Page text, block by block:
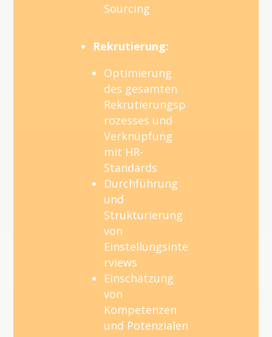
Sourcing
Rekrutierung:
Optimierung
des gesamten
Rekrutierungsp
rozesses und
Verknüpfung
mit HR-
Standards
Durchführung
und
Strukturierung
von
Einstellungsinte
rviews
Einschätzung
von
Kompetenzen
und Potenzialen